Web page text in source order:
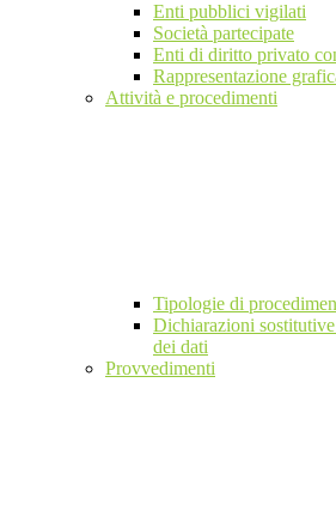
Enti pubblici vigilati
Società partecipate
Enti di diritto privato
Rappresentazione
Attività e procedimenti
Tipologie di
Dichiarazioni
dei dati
Provvedimenti